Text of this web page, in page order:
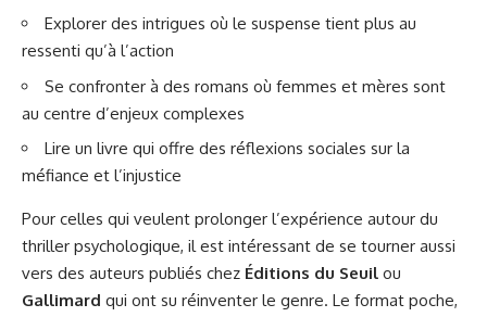
Explorer des intrigues où le suspense tient plus au
ressenti qu’à l’action
Se confronter à des romans où femmes et mères sont
au centre d’enjeux complexes
Lire un livre qui offre des réflexions sociales sur la
méfiance et l’injustice
Pour celles qui veulent prolonger l’expérience autour du
thriller psychologique, il est intéressant de se tourner aussi
vers des auteurs publiés chez Éditions du Seuil ou
Gallimard qui ont su réinventer le genre. Le format poche,